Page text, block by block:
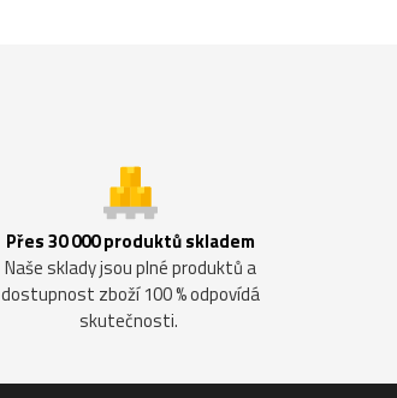
Přes 30 000 produktů skladem
Naše sklady jsou plné produktů a
dostupnost zboží 100 % odpovídá
skutečnosti.